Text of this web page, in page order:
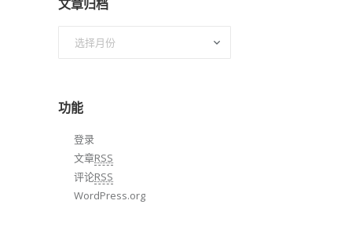
文章归档
功能
登录
文章RSS
评论RSS
WordPress.org